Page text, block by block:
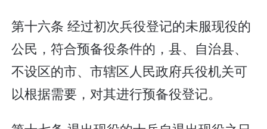
第十六条 经过初次兵役登记的未服现役的
公民，符合预备役条件的，县、自治县、
不设区的市、市辖区人民政府兵役机关可
以根据需要，对其进行预备役登记。